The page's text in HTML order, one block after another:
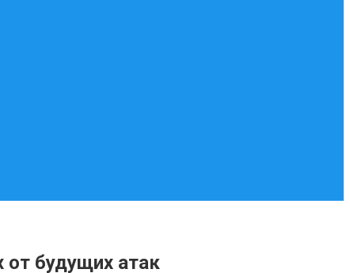
будущих атак